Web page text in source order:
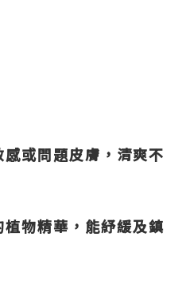
或問題皮膚，清爽不
物精華，能紓緩及鎮